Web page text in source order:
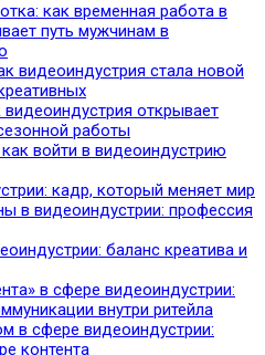
как временная работа в
путь мужчинам в
видеоиндустрия стала новой
видеоиндустрия открывает
работы
войти в видеоиндустрию
кадр, который меняет мир
в видеоиндустрии: профессия
баланс креатива и
в сфере видеоиндустрии:
внутри ритейла
в сфере видеоиндустрии:
контента